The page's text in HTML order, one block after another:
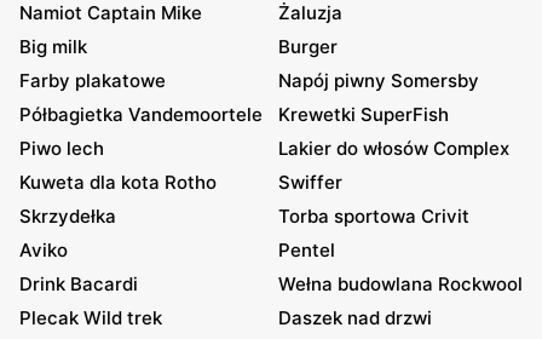
Namiot Captain Mike
Żaluzja
Big milk
Burger
Farby plakatowe
Napój piwny Somersby
Półbagietka Vandemoortele
Krewetki SuperFish
Piwo lech
Lakier do włosów Complex
Kuweta dla kota Rotho
Swiffer
Skrzydełka
Torba sportowa Crivit
Aviko
Pentel
Drink Bacardi
Wełna budowlana Rockwool
Plecak Wild trek
Daszek nad drzwi